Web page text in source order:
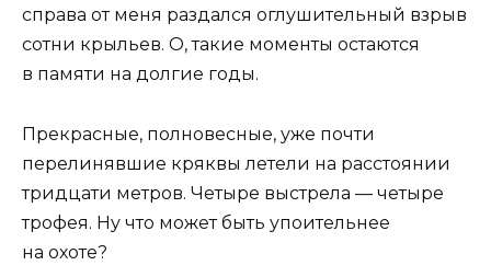
справа от меня раздался оглушительный взрыв
сотни крыльев. О, такие моменты остаются
в памяти на долгие годы.
Прекрасные, полновесные, уже почти
перелинявшие кряквы летели на расстоянии
тридцати метров. Четыре выстрела — четыре
трофея. Ну что может быть упоительнее
на охоте?